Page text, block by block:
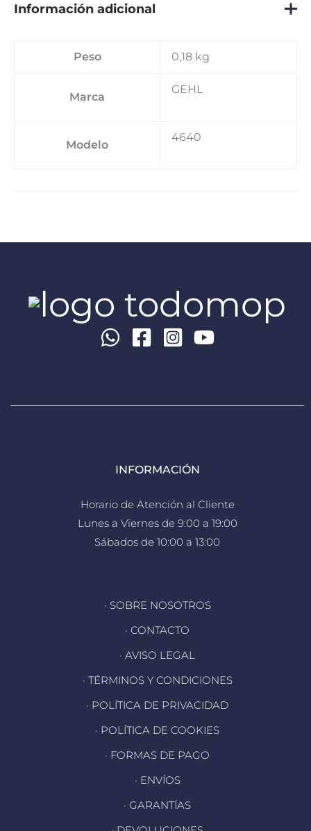
Información adicional
Peso 0,18 kg
Marca
GEHL
Modelo
4640
INFORMACIÓN
Horario de Atención al Cliente
Lunes a Viernes de 9:00 a 19:00
Sábados de 10:00 a 13:00
· SOBRE NOSOTROS
· CONTACTO
· AVISO LEGAL
· TÉRMINOS Y CONDICIONES
· POLÍTICA DE PRIVACIDAD
· POLÍTICA DE COOKIES
· FORMAS DE PAGO
· ENVÍOS
· GARANTÍAS